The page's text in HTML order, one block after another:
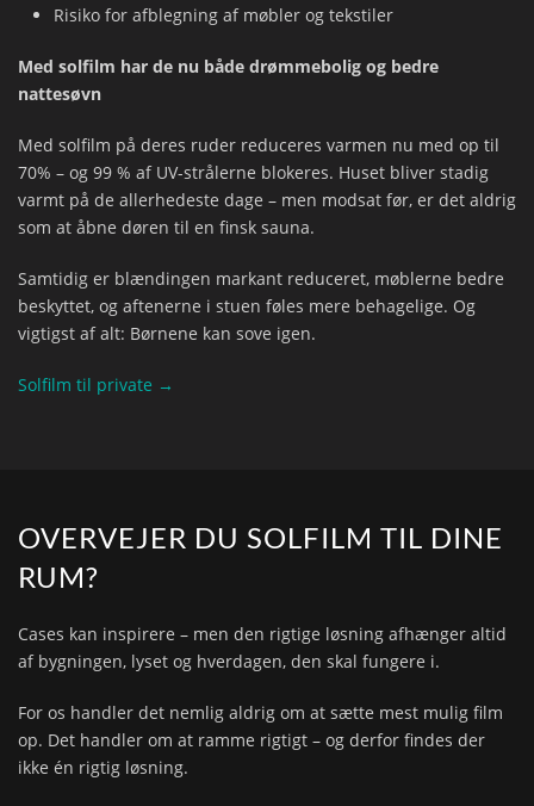
Risiko for afblegning af møbler og tekstiler
Med solfilm har de nu både drømmebolig og bedre
nattesøvn
Med solfilm på deres ruder reduceres varmen nu med op til
70% – og 99 % af UV-strålerne blokeres. Huset bliver stadig
varmt på de allerhedeste dage – men modsat før, er det aldrig
som at åbne døren til en finsk sauna.
Samtidig er blændingen markant reduceret, møblerne bedre
beskyttet, og aftenerne i stuen føles mere behagelige. Og
vigtigst af alt: Børnene kan sove igen.
Solfilm til private →
OVERVEJER DU SOLFILM TIL DINE
RUM?
Cases kan inspirere – men den rigtige løsning afhænger altid
af bygningen, lyset og hverdagen, den skal fungere i.
For os handler det nemlig aldrig om at sætte mest mulig film
op. Det handler om at ramme rigtigt – og derfor findes der
ikke én rigtig løsning.